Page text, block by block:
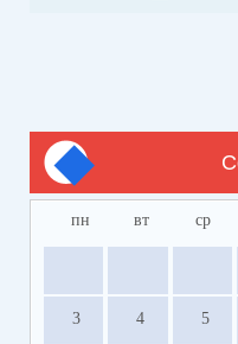
пн вт ср
3 4 5